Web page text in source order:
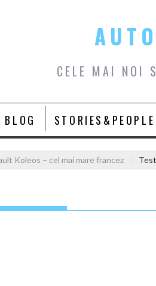
CELE MAI NOI
BLOG STORIES&PEOPLE
Koleos – cel mai mare francez